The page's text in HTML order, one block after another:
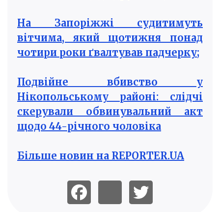
На Запоріжжі судитимуть
вітчима, який щотижня понад
чотири роки ґвалтував падчерку;
Подвійне вбивство у
Нікопольському районі: слідчі
скерували обвинувальний акт
щодо 44-річного чоловіка
Більше новин на REPORTER.UA